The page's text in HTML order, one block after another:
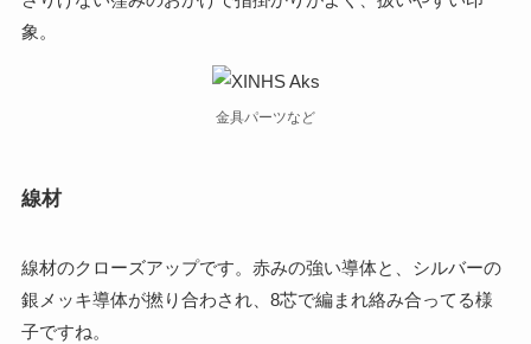
象。
金具パーツなど
線材
線材のクローズアップです。赤みの強い導体と、シルバーの
銀メッキ導体が撚り合わされ、8芯で編まれ絡み合ってる様
子ですね。